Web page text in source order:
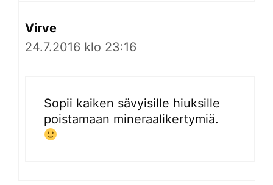
Virve
24.7.2016 klo 23:16
Sopii kaiken sävyisille hiuksille
poistamaan mineraalikertymiä.